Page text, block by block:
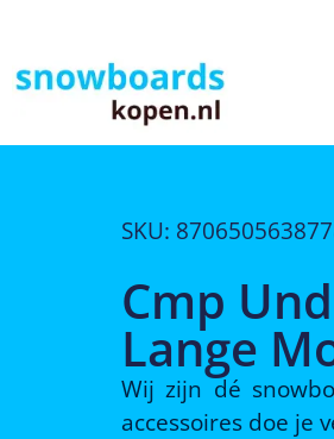
SKU:
Cmp
Lange
Wij zijn dé
accessoires doe je